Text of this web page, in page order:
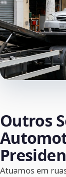
Outros
Atuamos em